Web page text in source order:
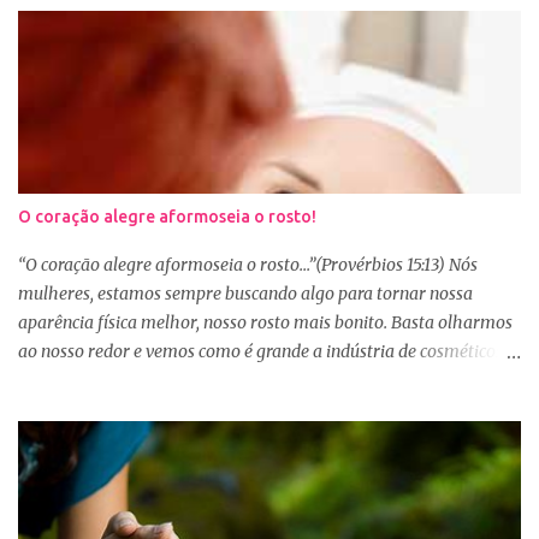
O coração alegre aformoseia o rosto!
“O coração alegre aformoseia o rosto...”(Provérbios 15:13) Nós
mulheres, estamos sempre buscando algo para tornar nossa
aparência física melhor, nosso rosto mais bonito. Basta olharmos
ao nosso redor e vemos como é grande a indústria de cosméticos e
se maquiar e testam produtos. Não é errado gostar de se cuidar e
buscar conhecimento de como ficar mais bonita e atraente. Eu
também gosto de maquiagem e dicas de beleza, no entanto,
precisamos cuidar primeiramente da nossa beleza interior. A